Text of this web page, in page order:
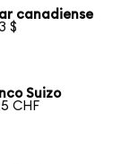
canadiense
$
Suizo
CHF